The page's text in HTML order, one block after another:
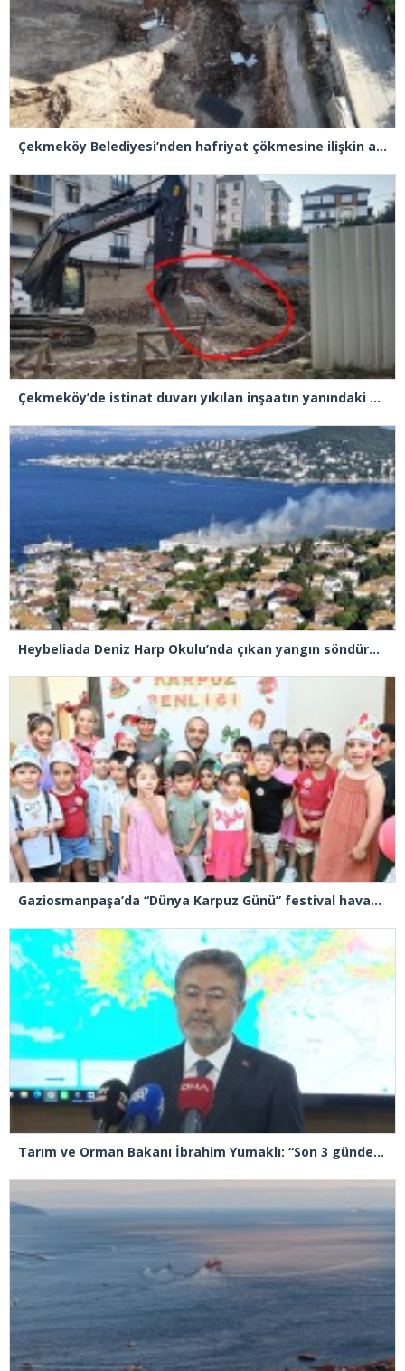
Çekmeköy Belediyesi’nden hafriyat çökmesine ilişkin açıklama
Çekmeköy’de istinat duvarı yıkılan inşaatın yanındaki 5 katlı bina boşaltıldı
Heybeliada Deniz Harp Okulu’nda çıkan yangın söndürüldü
Gaziosmanpaşa’da “Dünya Karpuz Günü” festival havasında kutlandı
Tarım ve Orman Bakanı İbrahim Yumaklı: “Son 3 günde 260 yangına müdahale ettik, 258’i kontrol altına aldık”